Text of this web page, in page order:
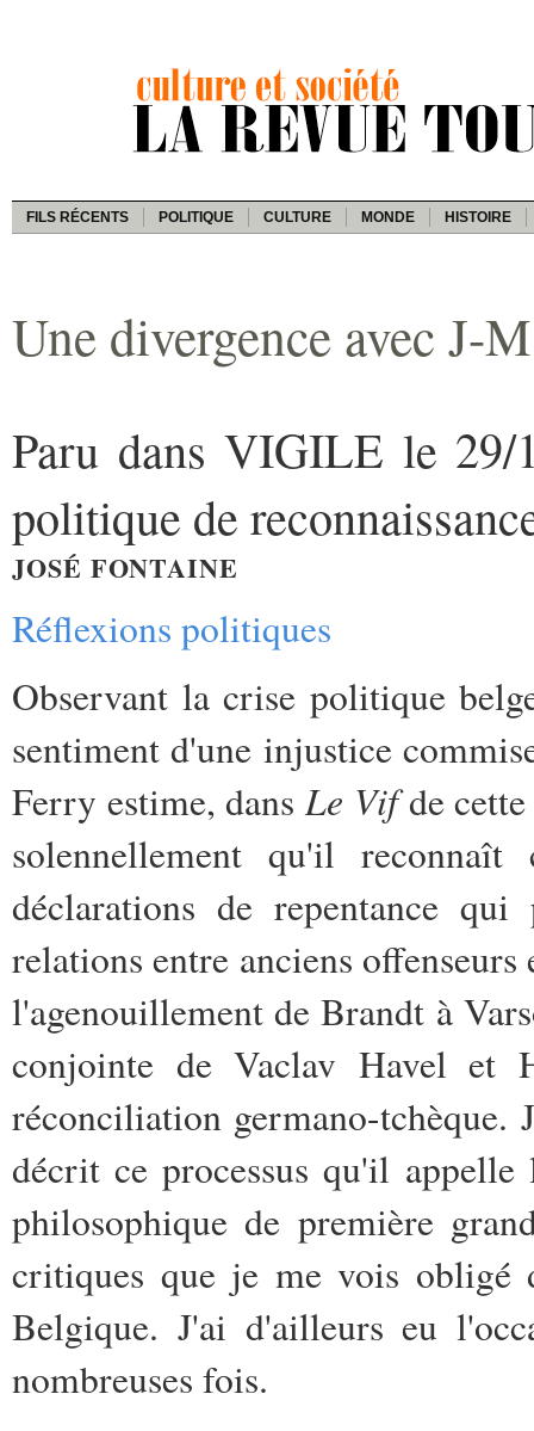
FILS RÉCENTS POLITIQUE CULTURE MONDE HISTOIRE
Une divergence avec J-
Paru dans VIGILE le
politique de
JOSÉ FONTAINE
Réflexions politiques
Observant la crise politique
sentiment d'une injustice
Ferry estime, dansLe Vifde
solennellement qu'il
déclarations de repentance
relations entre anciens
l'agenouillement de Brandt à
conjointe de Vaclav Havel et
réconciliation germano-tchèque.
décrit ce processus qu'il
philosophique de première
critiques que je me vois obligé
Belgique. J'ai d'ailleurs eu
nombreuses fois.